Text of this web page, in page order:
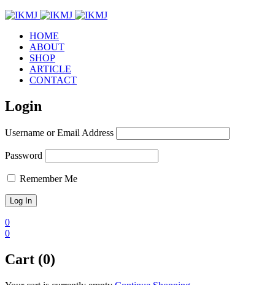
HOME
ABOUT
SHOP
ARTICLE
CONTACT
Login
Username or Email Address
Password
Remember Me
0
0
Cart (0)